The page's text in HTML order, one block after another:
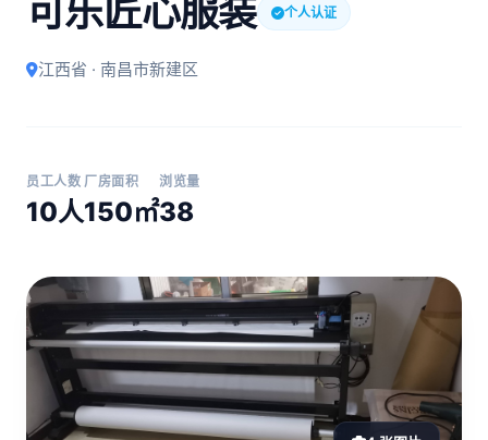
可乐匠心服装 个人认证
江西省 · 南昌市新建区
员工人数
10人
厂房面积
150㎡
浏览量
38